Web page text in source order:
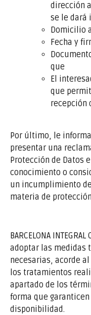
dirección
se le dará
Domicilio
Fecha y
que
El
que
recepción
Por último, le
presentar una
Protección de Datos
conocimiento o
un incumplimiento
materia de
BARCELONA
adoptar las medidas
necesarias, acorde
los tratamientos
apartado de los
forma que
disponibilidad.